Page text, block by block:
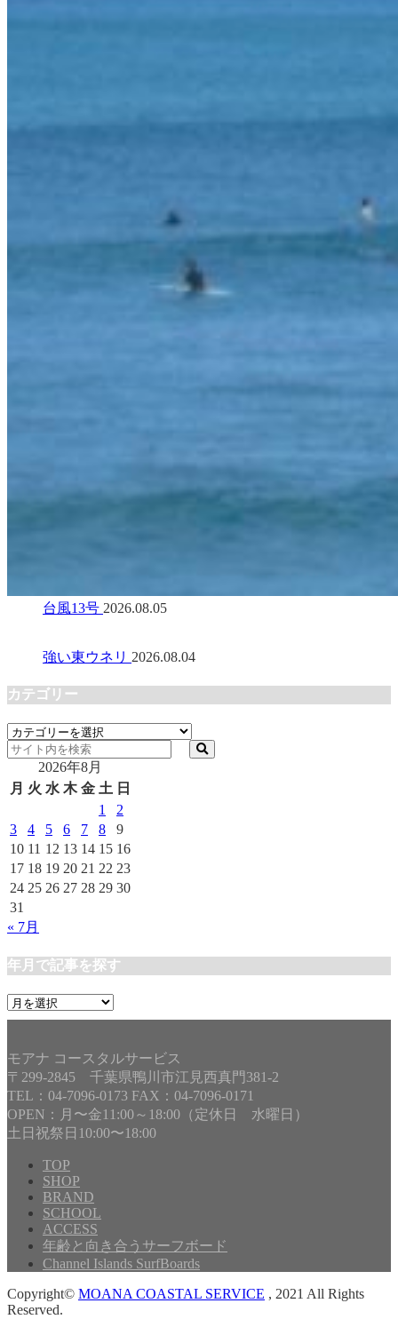
台風13号 2026.08.05
強い東ウネリ 2026.08.04
カテゴリー
カ
テ
リ
2026年8月
月 火 水 木 金 土 日
1
2
3
4 5 6 7 8
9
10 11 12 13 14 15 16
17 18 19 20 21 22 23
24 25 26 27 28 29 30
31
« 7月
年月で記事を探す
年
月
記
事
を
探
す
モアナ コースタルサービス
〒299-2845 千葉県鴨川市江見西真門381-2
TEL：04-7096-0173 FAX：04-7096-0171
OPEN：月〜金11:00～18:00（定休日 水曜日）
土日祝祭日10:00〜18:00
TOP
SHOP
BRAND
SCHOOL
ACCESS
年齢と向き合うサーフボード
Channel Islands SurfBoards
Copyright© MOANA COASTAL SERVICE , 2021 All Rights
Reserved.